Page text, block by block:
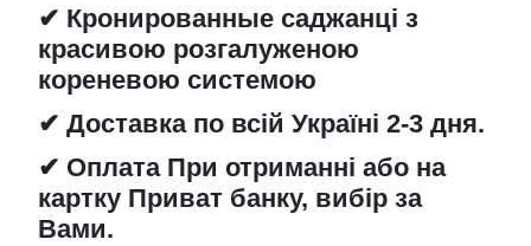
✔ Кронированные саджанці з
красивою розгалуженою
кореневою системою
✔ Доставка по всій Україні 2-3 дня.
✔ Оплата При отриманні або на
картку Приват банку, вибір за
Вами.